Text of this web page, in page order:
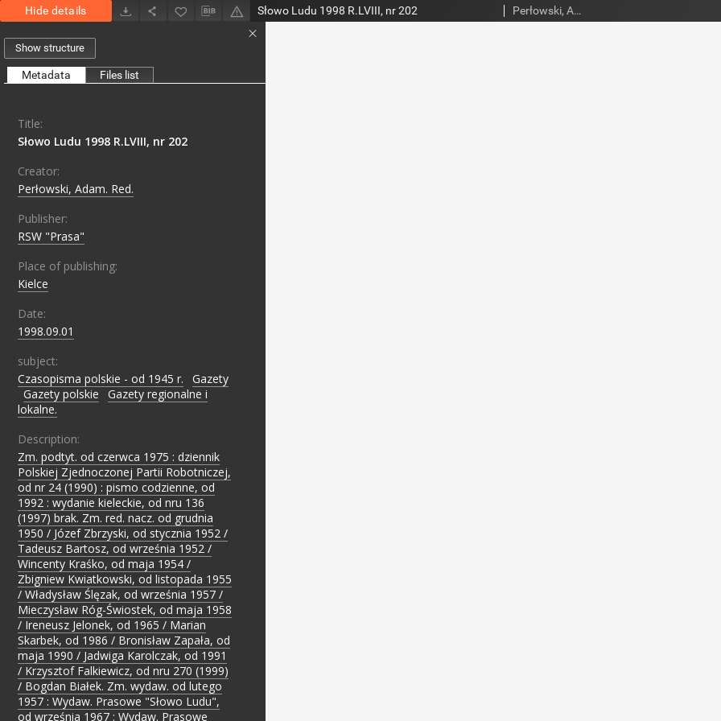
Hide details Słowo Ludu 1998 R.LVIII, nr 202 Perłowski, Adam. Red.
Show structure
Metadata Files list
Title:
Słowo Ludu 1998 R.LVIII, nr 202
Creator:
Perłowski, Adam. Red.
Publisher:
RSW "Prasa"
Place of publishing:
Kielce
Date:
1998.09.01
subject:
Czasopisma polskie - od 1945 r.
Gazety
Gazety polskie
Gazety regionalne i
lokalne.
Description:
Zm. podtyt. od czerwca 1975 : dziennik
Polskiej Zjednoczonej Partii Robotniczej,
od nr 24 (1990) : pismo codzienne, od
1992 : wydanie kieleckie, od nru 136
(1997) brak. Zm. red. nacz. od grudnia
1950 / Józef Zbrzyski, od stycznia 1952 /
Tadeusz Bartosz, od września 1952 /
Wincenty Kraśko, od maja 1954 /
Zbigniew Kwiatkowski, od listopada 1955
/ Władysław Ślęzak, od września 1957 /
Mieczysław Róg-Świostek, od maja 1958
/ Ireneusz Jelonek, od 1965 / Marian
Skarbek, od 1986 / Bronisław Zapała, od
maja 1990 / Jadwiga Karolczak, od 1991
/ Krzysztof Falkiewicz, od nru 270 (1999)
/ Bogdan Białek. Zm. wydaw. od lutego
1957 : Wydaw. Prasowe "Słowo Ludu",
od września 1967 : Wydaw. Prasowe